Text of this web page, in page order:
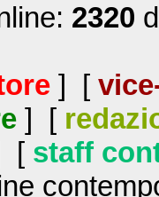
2320
] [
] [
[ staff